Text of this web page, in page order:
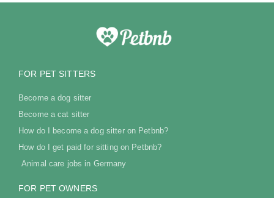
FOR PET SITTERS
Become a dog sitter
Become a cat sitter
How do I become a dog sitter on Petbnb?
How do I get paid for sitting on Petbnb?
Animal care jobs in Germany
FOR PET OWNERS